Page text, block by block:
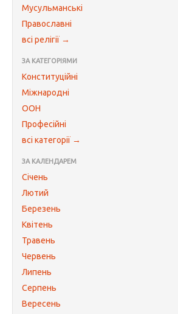
Мусульманські
Православні
всі релігії →
ЗА КАТЕГОРІЯМИ
Конституційні
Міжнародні
ООН
Професійні
всі категорії →
ЗА КАЛЕНДАРЕМ
Січень
Лютий
Березень
Квітень
Травень
Червень
Липень
Серпень
Вересень